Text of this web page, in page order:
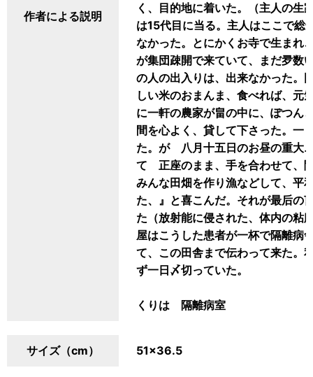
作者による説明
く、目的地に着いた。（主人の生
は15代目に当る。主人はここで総
なかった。とにかくお寺で生まれ
が集団疎開で来ていて、まだ夛数
の人の出入りは、出来なかった。
しい米のおまんま、食べれば、元
に一軒の農家が畠の中に、ぽつん
間を心よく、貸して下さった。一
た。が 八月十五日のお昼の重大
て 正座のまま、手を合わせて、
みんな田畑を作り漁などして、平
た、』と喜こんだ。それが最后の
た（放射能に侵された、体内の粘
屋はこうした患者が一杯で隔離病
て、この田舎まで伝わって来た。
ず一日〆切っていた。
くりは 隔離病室
サイズ（cm） 51×36.5